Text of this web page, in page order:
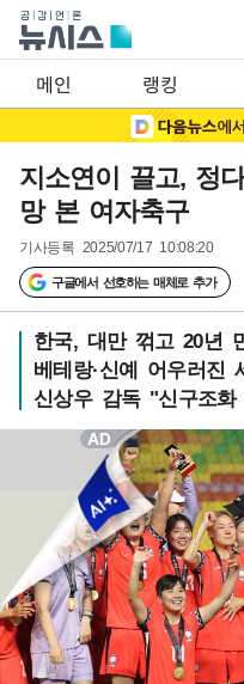
메인 랭킹
지소연이 끌고, 정
망 본 여자축구
기사등록 2025/07/17 10:08:20
구글에서 선호하는 매체로 추가
한국, 대만 꺾고 20년
베테랑·신예 어우러진
신상우 감독 "신구조